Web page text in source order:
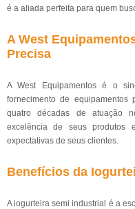
é a aliada perfeita para quem
A West
Precisa
A West Equipamentos é o
fornecimento de
quatro décadas de atuação
excelência de seus produtos
expectativas de seus clientes.
Benefícios da
A iogurteira semi industrial é a